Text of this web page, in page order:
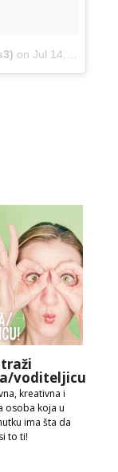
on Jul 14, 2018 at 5:54am PDT
traži
voditeljicu!
kreativna i
osoba koja u
ima šta da
to ti!